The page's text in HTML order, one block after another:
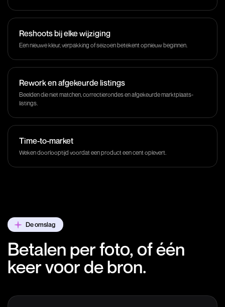
Reshoots bij elke wijziging
Een nieuwe kleur, verpakking of seizoen betekent opnieuw beginnen.
Rework en afgekeurde listings
Beelden die niet matchen, correctierondes en afgekeurde marktplaats-
listings.
Time-to-market
Weken doorlooptijd voordat een product een cent oplevert.
De omslag
Betalen per foto, of één
keer voor de bron.